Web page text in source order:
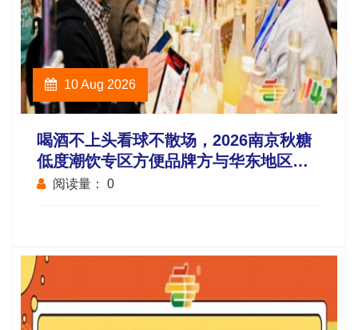
10 Aug 2026
喝酒不上头看球不散场，2026南京秋糖
低度潮饮专区方便品牌方与华东地区酒
吧连锁便利店电商平台采购商面对面洽
阅读量： 0